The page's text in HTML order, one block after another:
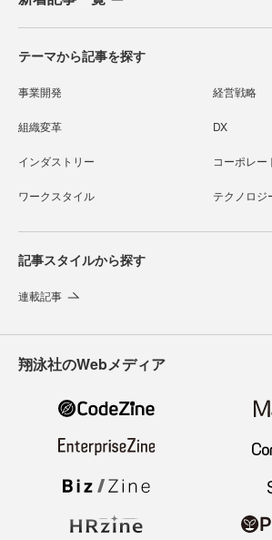
テーマから記事を探す
事業開発 経営戦略
組織変革 DX
インダストリー コーポレー
ワークスタイル テクノロジ
記事スタイルから探す
連載記事
翔泳社のWebメディア